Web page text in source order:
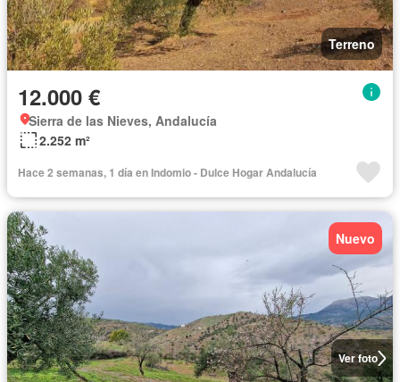
Terreno
12.000 €
Sierra de las Nieves, Andalucía
2.252 m²
Hace 2 semanas, 1 día en Indomio - Dulce Hogar Andalucía
Ver foto
Nuevo